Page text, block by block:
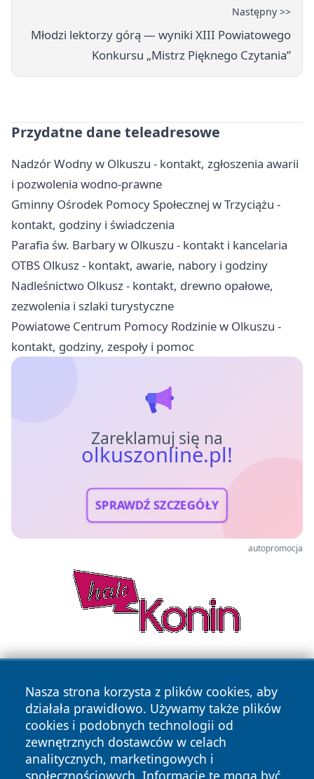
Następny >>
Młodzi lektorzy górą — wyniki XIII Powiatowego
Konkursu „Mistrz Pięknego Czytania”
Przydatne dane teleadresowe
Nadzór Wodny w Olkuszu - kontakt, zgłoszenia awarii
i pozwolenia wodno-prawne
Gminny Ośrodek Pomocy Społecznej w Trzyciążu -
kontakt, godziny i świadczenia
Parafia św. Barbary w Olkuszu - kontakt i kancelaria
OTBS Olkusz - kontakt, awarie, nabory i godziny
Nadleśnictwo Olkusz - kontakt, drewno opałowe,
zezwolenia i szlaki turystyczne
Powiatowe Centrum Pomocy Rodzinie w Olkuszu -
kontakt, godziny, zespoły i pomoc
Zareklamuj się na
olkuszonline.pl!
SPRAWDŹ SZCZEGÓŁY
autopromocja
Nasza strona korzysta z plików cookies, aby
działała prawidłowo. Używamy także plików
cookies i podobnych technologii od
zewnętrznych dostawców w celach
analitycznych, marketingowych i
społecznościowych. Informacje te mogą być
Copyright © 2026 olkuszonline.pl Wszystkie prawa
zastrzeżone.